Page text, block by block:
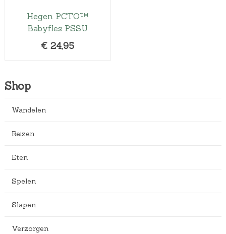
Hegen PCTO™
Babyfles PSSU
€ 24,95
Shop
Wandelen
Reizen
Eten
Spelen
Slapen
Verzorgen